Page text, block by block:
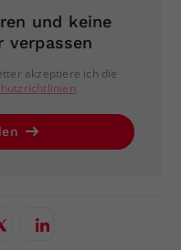
und keine
verpassen
akzeptiere ich die
.